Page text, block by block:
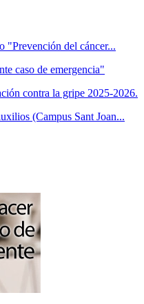
"Prevención del cáncer...
caso de emergencia"
contra la gripe 2025-2026.
(Campus Sant Joan...